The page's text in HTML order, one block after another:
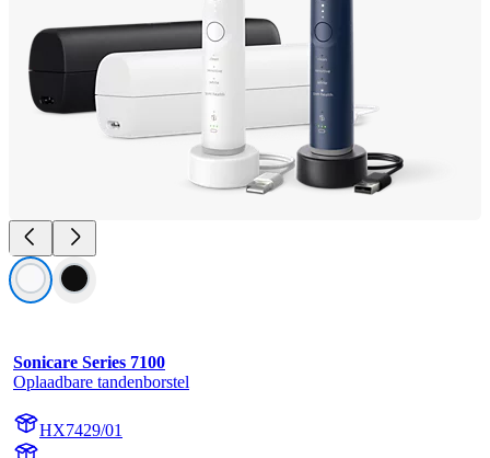
Sonicare Series 7100
Oplaadbare tandenborstel
HX7429/01